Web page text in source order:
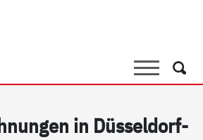
SucheSuche
in Düs­sel­dorf-